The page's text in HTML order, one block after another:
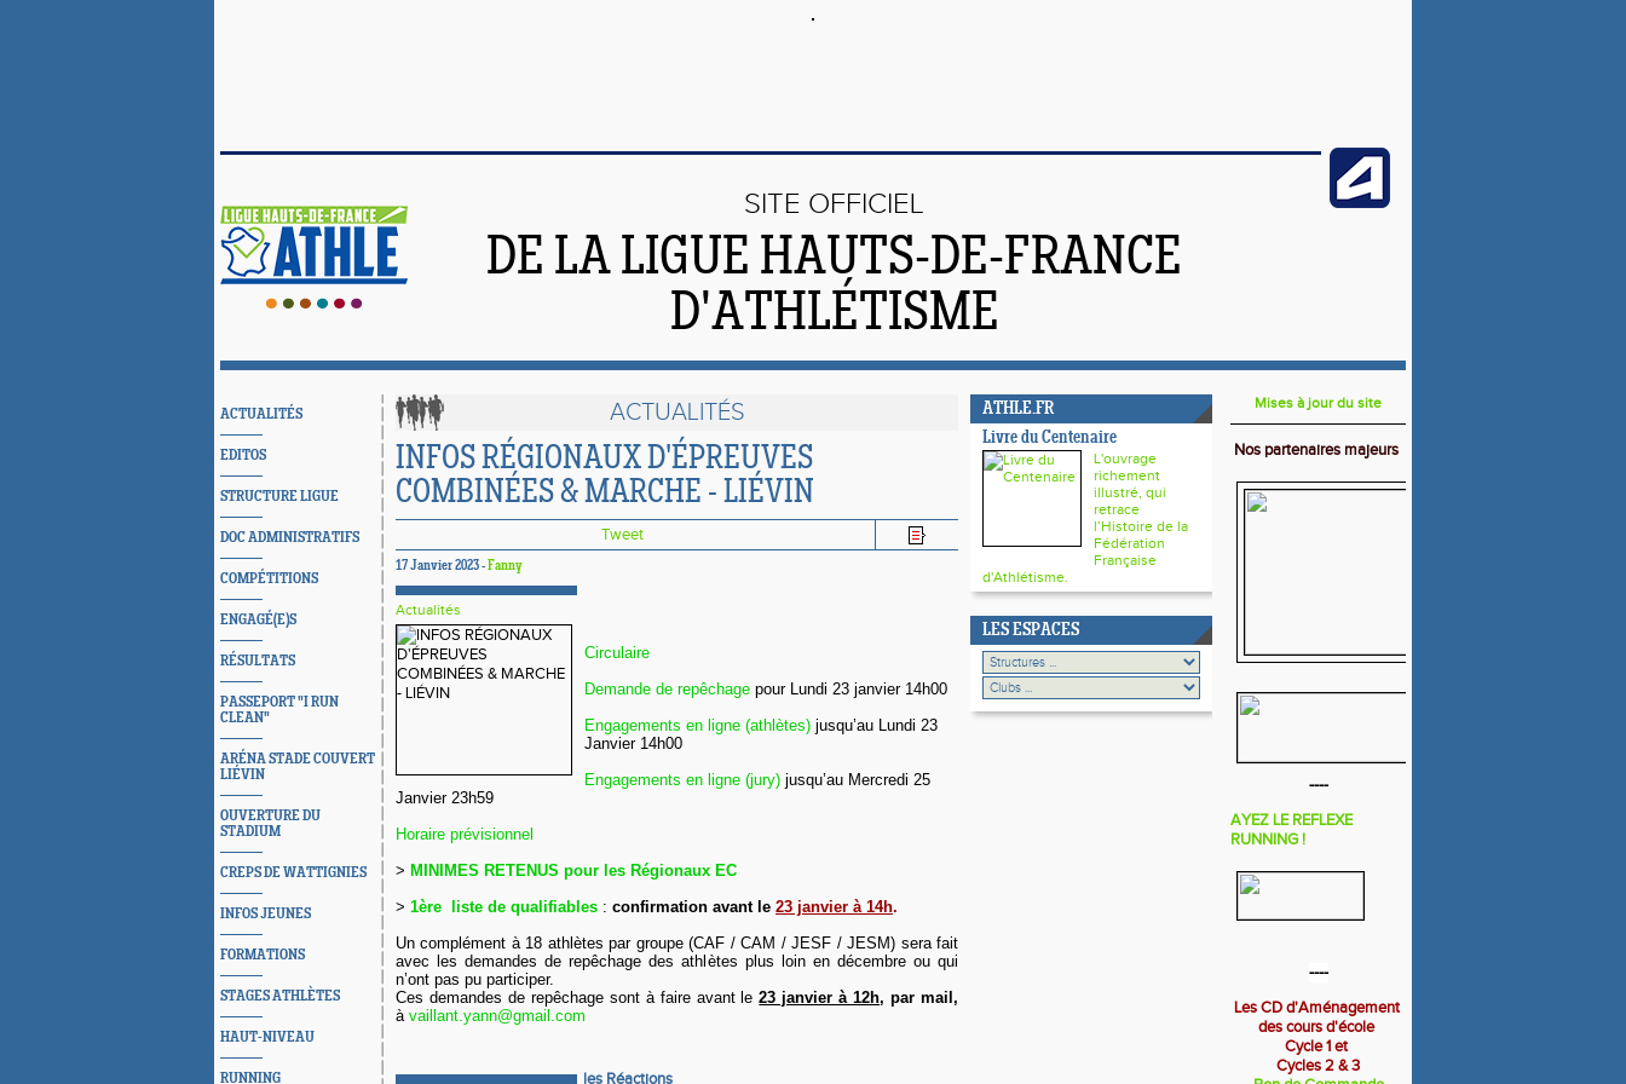
SITE OFFICIEL
DE LA LIGUE HAUTS-DE-FRANCE
D'ATHLÉTISME
ACTUALITÉS
EDITOS
STRUCTURE LIGUE
DOC ADMINISTRATIFS
COMPÉTITIONS
ENGAGÉ(E)S
RÉSULTATS
PASSEPORT "I RUN
CLEAN"
ARÉNA STADE COUVERT
LIÉVIN
OUVERTURE DU
STADIUM
CREPS DE WATTIGNIES
INFOS JEUNES
FORMATIONS
STAGES ATHLÈTES
HAUT-NIVEAU
RUNNING
ACTUALITÉS
INFOS RÉGIONAUX D'ÉPREUVES
COMBINÉES & MARCHE - LIÉVIN
Tweet
17 Janvier 2023 -Fanny
Actualités
Circulaire
Demande de repêchage pour Lundi 23 janvier 14h00
Engagements en ligne (athlètes) jusqu’au Lundi 23
Janvier 14h00
Engagements en ligne (jury) jusqu’au Mercredi 25
Janvier 23h59
Horaire prévisionnel
> MINIMES RETENUS pour les Régionaux EC
> 1ère liste de qualifiables : confirmation avant le 23 janvier à 14h.
Un complément à 18 athlètes par groupe (CAF / CAM / JESF / JESM) sera fait
avec les demandes de repêchage des athlètes plus loin en décembre ou qui
n’ont pas pu participer.
Ces demandes de repêchage sont à faire avant le 23 janvier à 12h, par mail,
à vaillant.yann@gmail.com
les Réactions
ATHLE.FR
Livre du Centenaire
L'ouvrage
richement
illustré, qui
retrace
l’Histoire de la
Fédération
Française
d'Athlétisme.
LES ESPACES
Mises à jour du site
Nos partenaires majeurs
----
AYEZ LE REFLEXE
RUNNING !
----
Les CD d'Aménagement
des cours d'école
Cycle 1 et
Cycles 2 & 3